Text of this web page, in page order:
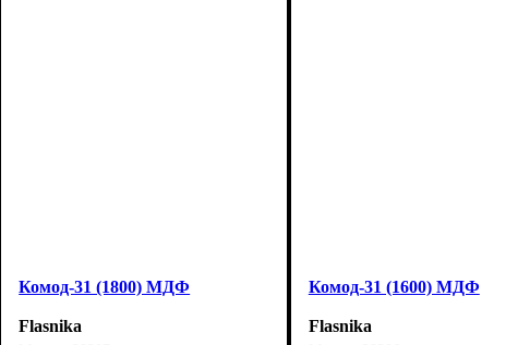
Комод-31 (1800) МДФ
Flasnika
Комод-31 (1600) МДФ
Flasnika